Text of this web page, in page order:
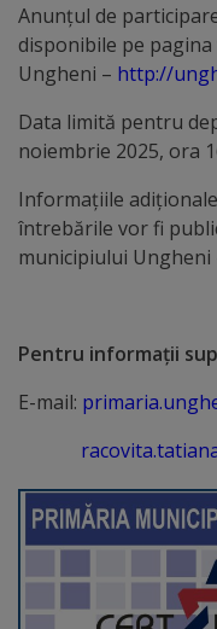
turistic
Obiective
turistice
Sculpturi
(harta
marcante
Sportivi
de
Anunțul de
disponibile pe
Ungheni – http://
Data limită pentru
noiembrie 2025, ora
Informaţiile
întrebările vor fi
municipiului Ungheni
Pentru informaţii
E-mail: